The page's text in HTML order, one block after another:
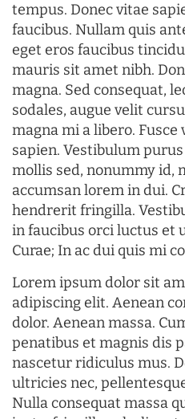
tempus. Donec vitae
faucibus. Nullam quis
eget eros faucibus
mauris sit amet nibh.
magna. Sed consequat,
sodales, augue velit
magna mi a libero.
sapien. Vestibulum
mollis sed, nonummy id,
accumsan lorem in dui.
hendrerit fringilla.
in faucibus orci luctus et
Curae; In ac dui quis mi
Lorem ipsum dolor sit
adipiscing elit. Aenean
dolor. Aenean massa.
penatibus et magnis dis
nascetur ridiculus mus.
ultricies nec,
Nulla consequat massa